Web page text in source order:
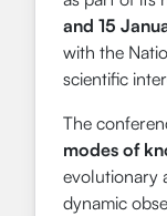
and 15
with the
scientific
The
modes of
evolutionary
dynamic